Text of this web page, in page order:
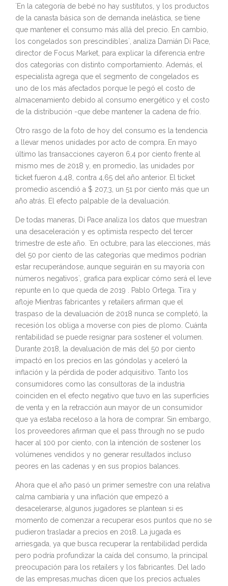
`En la categoría de bebé no hay sustitutos, y los productos
de la canasta básica son de demanda inelástica, se tiene
que mantener el consumo más allá del precio. En cambio,
los congelados son prescindibles`, analiza Damián Di Pace,
director de Focus Market, para explicar la diferencia entre
dos categorías con distinto comportamiento. Además, el
especialista agrega que el segmento de congelados es
uno de los más afectados porque le pegó el costo de
almacenamiento debido al consumo energético y el costo
de la distribución -que debe mantener la cadena de frío.
Otro rasgo de la foto de hoy del consumo es la tendencia
a llevar menos unidades por acto de compra. En mayo
último las transacciones cayeron 6,4 por ciento frente al
mismo mes de 2018 y, en promedio, las unidades por
ticket fueron 4,48, contra 4,65 del año anterior. El ticket
promedio ascendió a $ 207,3, un 51 por ciento más que un
año atrás. El efecto palpable de la devaluación.
De todas maneras, Di Pace analiza los datos que muestran
una desaceleración y es optimista respecto del tercer
trimestre de este año. `En octubre, para las elecciones, más
del 50 por ciento de las categorías que medimos podrían
estar recuperándose, aunque seguirán en su mayoría con
números negativos`, grafica para explicar cómo será el leve
repunte en lo que queda de 2019 . Pablo Ortega. Tira y
afloje Mientras fabricantes y retailers afirman que el
traspaso de la devaluación de 2018 nunca se completó, la
recesión los obliga a moverse con pies de plomo. Cuánta
rentabilidad se puede resignar para sostener el volumen.
Durante 2018, la devaluación de más del 50 por ciento
impactó en los precios en las góndolas y aceleró la
inflación y la pérdida de poder adquisitivo. Tanto los
consumidores como las consultoras de la industria
coinciden en el efecto negativo que tuvo en las superficies
de venta y en la retracción aun mayor de un consumidor
que ya estaba receloso a la hora de comprar. Sin embargo,
los proveedores afirman que el pass through no se pudo
hacer al 100 por ciento, con la intención de sostener los
volúmenes vendidos y no generar resultados incluso
peores en las cadenas y en sus propios balances.
Ahora que el año pasó un primer semestre con una relativa
calma cambiaría y una inflación que empezó a
desacelerarse, algunos jugadores se plantean si es
momento de comenzar a recuperar esos puntos que no se
pudieron trasladar a precios en 2018. La jugada es
arriesgada, ya que busca recuperar la rentabilidad perdida
pero podría profundizar la caída del consumo, la principal
preocupación para los retailers y los fabricantes. Del lado
de las empresas,muchas dicen que los precios actuales